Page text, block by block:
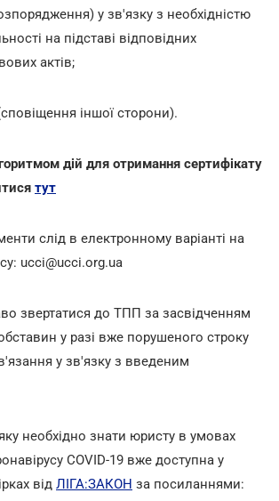
у зв'язку з необхідністю
на підставі відповідних
актів;
іншої сторони).
дій для отримання сертифікату
тут
слід в електронному варіанті на
ucci@ucci.org.ua
звертатися до ТПП за засвідченням
у разі вже порушеного строку
у зв'язку з введеним
необхідно знати юристу в умовах
COVID-19 вже доступна у
від ЛІГА:ЗАКОН за посиланнями: